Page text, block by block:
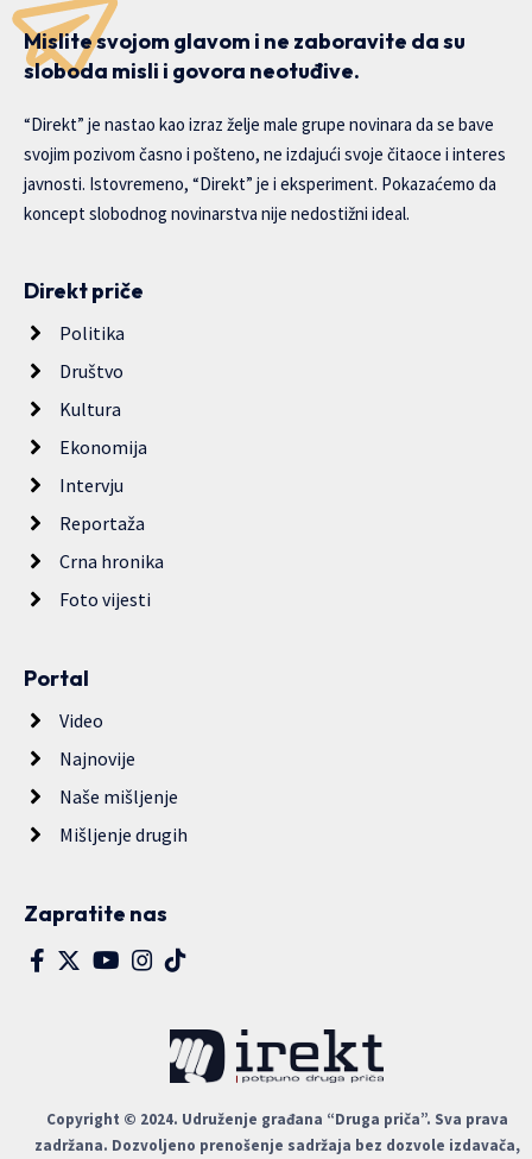
Mislite svojom glavom i ne zaboravite da su
sloboda misli i govora neotuđive.
“Direkt” je nastao kao izraz želje male grupe novinara da se bave
svojim pozivom časno i pošteno, ne izdajući svoje čitaoce i interes
javnosti. Istovremeno, “Direkt” je i eksperiment. Pokazaćemo da
koncept slobodnog novinarstva nije nedostižni ideal.
Direkt priče
Politika
Društvo
Kultura
Ekonomija
Intervju
Reportaža
Crna hronika
Foto vijesti
Portal
Video
Najnovije
Naše mišljenje
Mišljenje drugih
Zapratite nas
Copyright © 2024. Udruženje građana “Druga priča”. Sva prava
zadržana. Dozvoljeno prenošenje sadržaja bez dozvole izdavača,